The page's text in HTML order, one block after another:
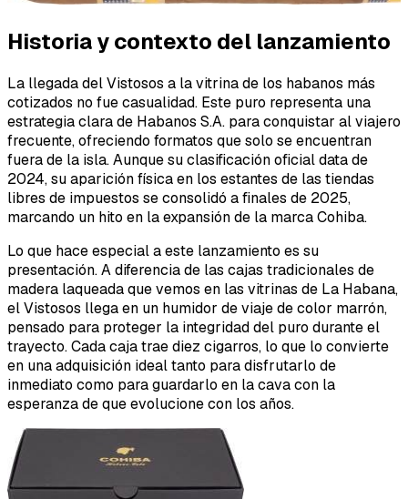
Historia y contexto del lanzamiento
La llegada del Vistosos a la vitrina de los habanos más
cotizados no fue casualidad. Este puro representa una
estrategia clara de Habanos S.A. para conquistar al viajero
frecuente, ofreciendo formatos que solo se encuentran
fuera de la isla. Aunque su clasificación oficial data de
2024, su aparición física en los estantes de las tiendas
libres de impuestos se consolidó a finales de 2025,
marcando un hito en la expansión de la marca Cohiba.
Lo que hace especial a este lanzamiento es su
presentación. A diferencia de las cajas tradicionales de
madera laqueada que vemos en las vitrinas de La Habana,
el Vistosos llega en un humidor de viaje de color marrón,
pensado para proteger la integridad del puro durante el
trayecto. Cada caja trae diez cigarros, lo que lo convierte
en una adquisición ideal tanto para disfrutarlo de
inmediato como para guardarlo en la cava con la
esperanza de que evolucione con los años.